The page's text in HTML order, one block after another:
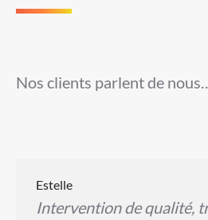
Nos clients parlent de
Estelle
Intervention de qualité,